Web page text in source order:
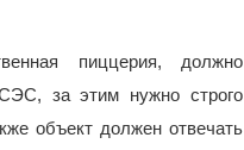
пиццерия, должно
за этим нужно строго
объект должен отвечать